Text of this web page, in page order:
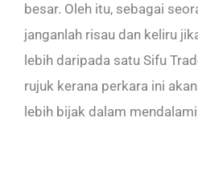
besar. Oleh itu, sebagai
janganlah risau dan keliru
lebih daripada satu Sifu
rujuk kerana perkara ini
lebih bijak dalam